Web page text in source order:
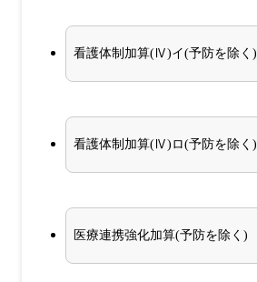
看護体制加算(Ⅳ)イ(予防を除く)
看護体制加算(Ⅳ)ロ(予防を除く)
医療連携強化加算(予防を除く)